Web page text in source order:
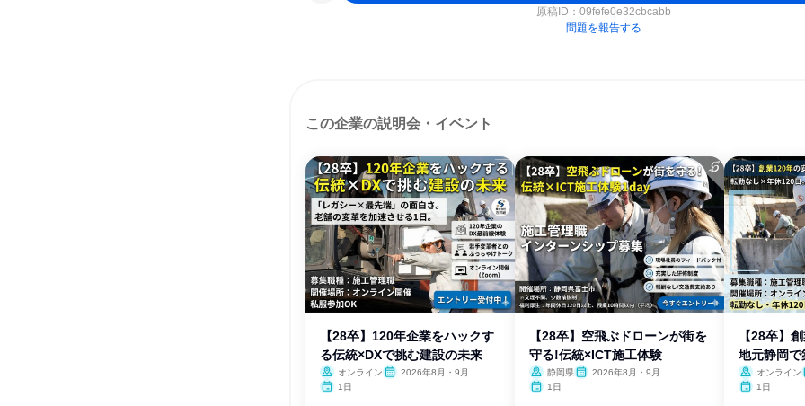
原稿ID： 09fefe0e32cbcabb
問題を報告する
この企業の説明会・イベント
【28卒】120年企業をハックす
る伝統×DXで挑む建設の未来
オンライン
2026年8月・9月
1日
【28卒】空飛ぶドローンが街を
守る!伝統×ICT施工体験
静岡県
2026年8月・9月
1日
【28卒】
地元静岡で
オンライン
1日